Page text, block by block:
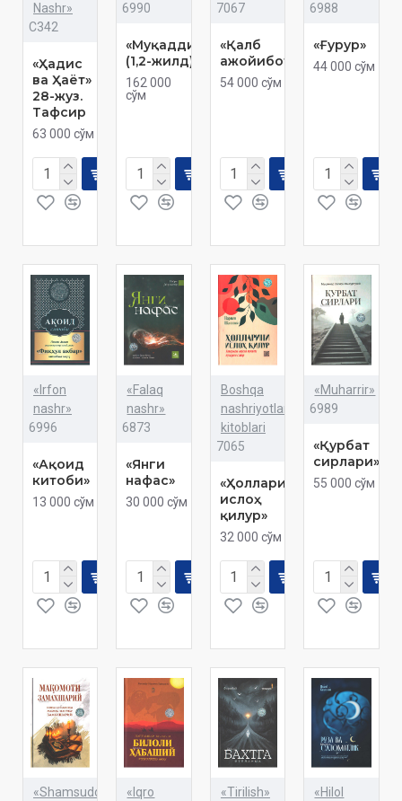
Nashr»
C342
«Ҳадис
ва Ҳаёт»
28-жуз.
Тафсир
63 000 сўм
6990
«Муқаддима»
(1,2-жилд)
162 000
сўм
7067
«Қалб
ажойиботлари»
54 000 сўм
6988
«Ғурур»
44 000 сўм
«Irfon
nashr»
6996
«Ақоид
китоби»
13 000 сўм
«Falaq
nashr»
6873
«Янги
нафас»
30 000 сўм
Boshqa
nashriyotlar
kitoblari
7065
«Ҳолларини
ислоҳ
қилур»
32 000 сўм
«Muharrir»
6989
«Қурбат
сирлари»
55 000 сўм
«Shamsuddinxon«Iqro «Tirilish» «Hilol